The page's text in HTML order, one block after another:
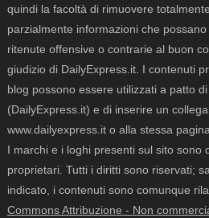
quindi la facoltà di rimuovere
parzialmente informazioni che
ritenute offensive o contrarie al buon
giudizio di DailyExpress.it. I contenuti
blog possono essere utilizzati a patto
(DailyExpress.it) e di inserire un
www.dailyexpress.it o alla stessa
I marchi e i loghi presenti sul sito sono
proprietari. Tutti i diritti sono riservati;
indicato, i contenuti sono comunque
Commons Attribuzione - Non